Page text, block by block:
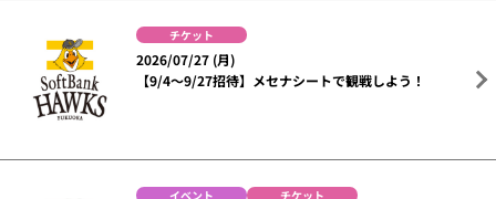
チケット
2026/07/27 (月)
【9/4～9/27招待】メセナシートで観戦しよう！
イベント
チケット